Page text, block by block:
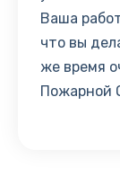
Ваша
что вы
же время
Пожарной